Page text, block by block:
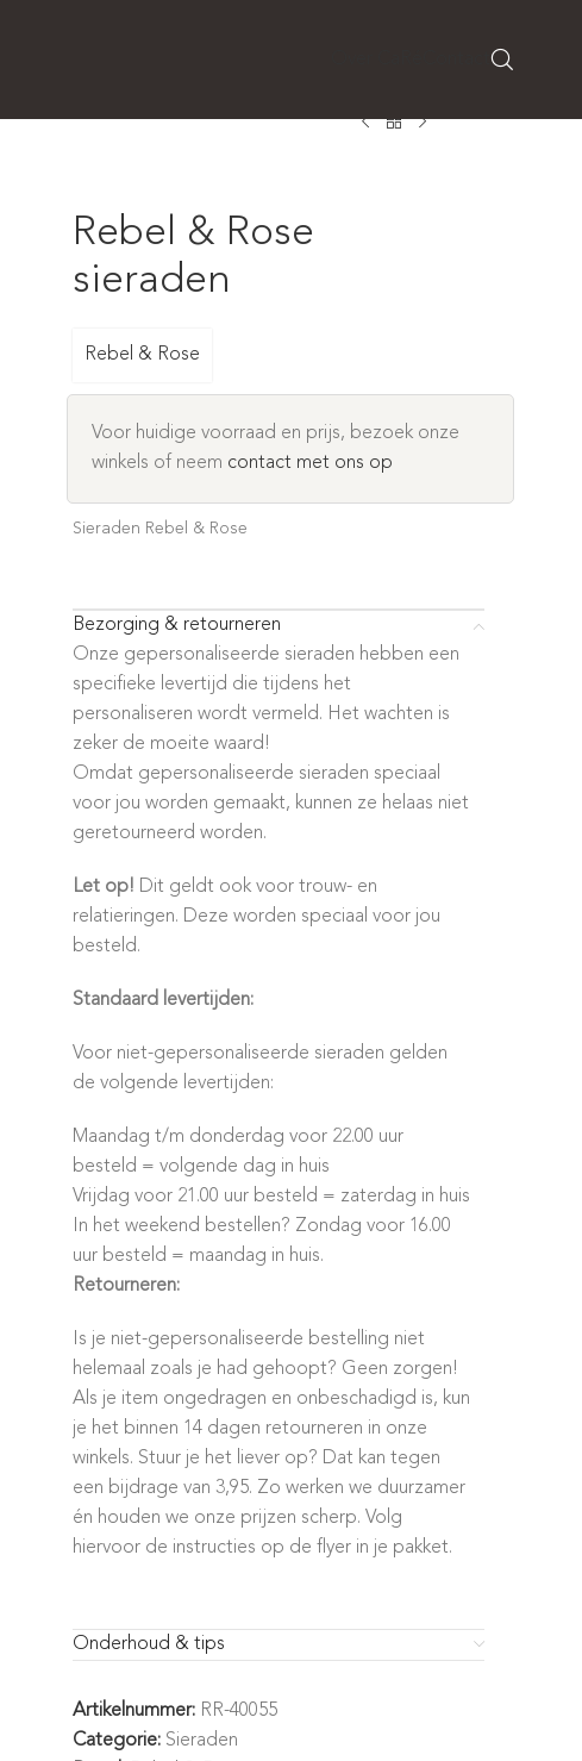
Rebel & Rose
sieraden
Rebel & Rose
Voor huidige voorraad en prijs, bezoek onze
winkels of neem contact met ons op
Sieraden Rebel & Rose
Bezorging & retourneren
Onze gepersonaliseerde sieraden hebben een
specifieke levertijd die tijdens het
personaliseren wordt vermeld. Het wachten is
zeker de moeite waard!
Omdat gepersonaliseerde sieraden speciaal
voor jou worden gemaakt, kunnen ze helaas niet
geretourneerd worden.
Let op! Dit geldt ook voor trouw- en
relatieringen. Deze worden speciaal voor jou
besteld.
Standaard levertijden:
Voor niet-gepersonaliseerde sieraden gelden
de volgende levertijden:
Maandag t/m donderdag voor 22.00 uur
besteld = volgende dag in huis
Vrijdag voor 21.00 uur besteld = zaterdag in huis
In het weekend bestellen? Zondag voor 16.00
uur besteld = maandag in huis.
Retourneren:
Is je niet-gepersonaliseerde bestelling niet
helemaal zoals je had gehoopt? Geen zorgen!
Als je item ongedragen en onbeschadigd is, kun
je het binnen 14 dagen retourneren in onze
winkels. Stuur je het liever op? Dat kan tegen
een bijdrage van 3,95. Zo werken we duurzamer
én houden we onze prijzen scherp. Volg
hiervoor de instructies op de flyer in je pakket.
Onderhoud & tips
Artikelnummer: RR-40055
Categorie: Sieraden